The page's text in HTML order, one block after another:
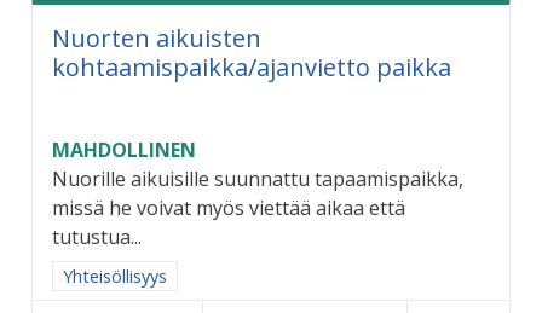
Nuorten aikuisten
kohtaamispaikka/ajanvietto paikka
MAHDOLLINEN
Nuorille aikuisille suunnattu tapaamispaikka,
missä he voivat myös viettää aikaa että
tutustua...
Rajaa tulokset aihepiirin mukaan: Yhteisöllisyys
Yhteisöllisyys